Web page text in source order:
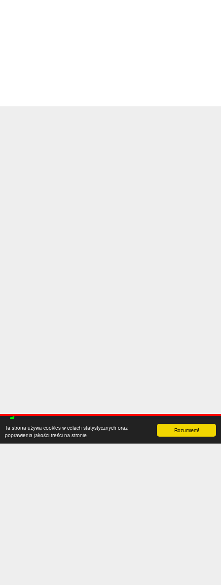
Rozumiem!
Ta strona używa cookies w celach statystycznych oraz
poprawienia jakości treści na stronie